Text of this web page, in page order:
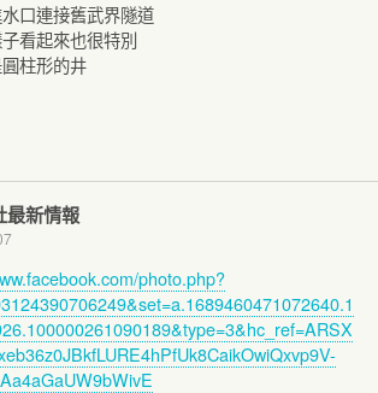
口連接舊武界隧道
看起來也很特別
柱形的井
最新情報
photo.php?